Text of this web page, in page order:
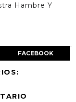
Hambre Y
FACEBOOK